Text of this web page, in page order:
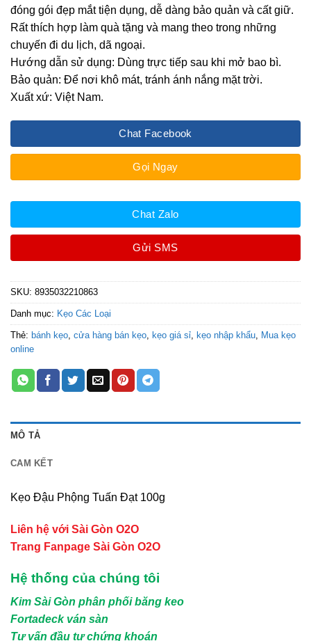
đóng gói đẹp mắt tiện dụng, dễ dàng bảo quản và cất giữ.
Rất thích hợp làm quà tặng và mang theo trong những
chuyến đi du lịch, dã ngoại.
Hướng dẫn sử dụng: Dùng trực tiếp sau khi mở bao bì.
Bảo quản: Để nơi khô mát, tránh ánh nắng mặt trời.
Xuất xứ: Việt Nam.
Chat Facebook
Gọi Ngay
Chat Zalo
Gửi SMS
SKU: 8935032210863
Danh mục: Kẹo Các Loại
Thẻ: bánh kẹo, cửa hàng bán kẹo, kẹo giá sỉ, kẹo nhập khẩu, Mua kẹo
online
MÔ TẢ
CAM KẾT
Kẹo Đậu Phộng Tuấn Đạt 100g
Liên hệ với Sài Gòn O2O
Trang Fanpage Sài Gòn O2O
Hệ thống của chúng tôi
Kim Sài Gòn phân phối băng keo
Fortadeck ván sàn
Tư vấn đầu tư chứng khoán